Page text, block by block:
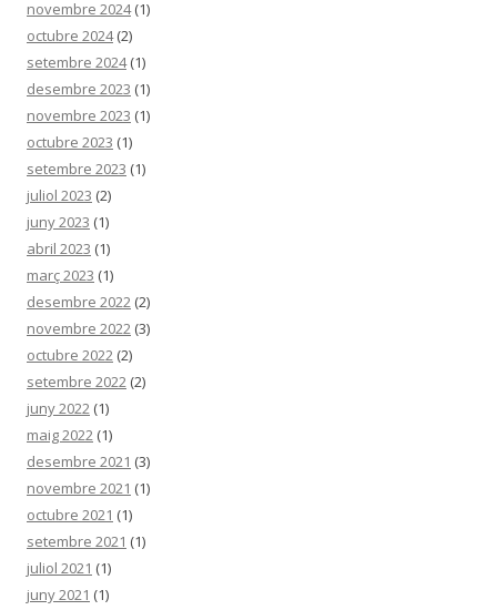
novembre 2024(1)
octubre 2024(2)
setembre 2024(1)
desembre 2023 (1)
novembre 2023 (1)
octubre 2023 (1)
setembre 2023 (1)
juliol 2023 (2)
juny 2023 (1)
abril 2023 (1)
març 2023 (1)
desembre 2022 (2)
novembre 2022 (3)
octubre 2022 (2)
setembre 2022 (2)
juny 2022 (1)
maig 2022 (1)
desembre 2021 (3)
novembre 2021 (1)
octubre 2021 (1)
setembre 2021 (1)
juliol 2021 (1)
juny 2021 (1)